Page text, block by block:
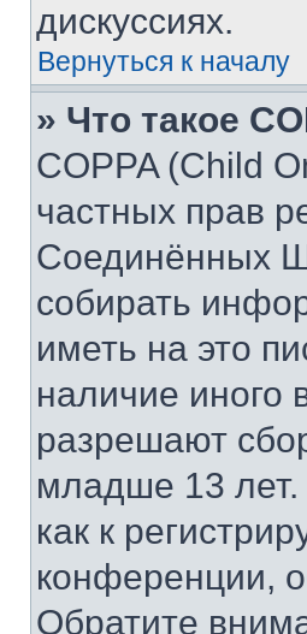
дискуссиях.
Вернуться к началу
» Что такое
COPPA (Child
частных прав
Соединённых
собирать
иметь на это
наличие иного
разрешают
младше 13
как к
конференции,
Обратите